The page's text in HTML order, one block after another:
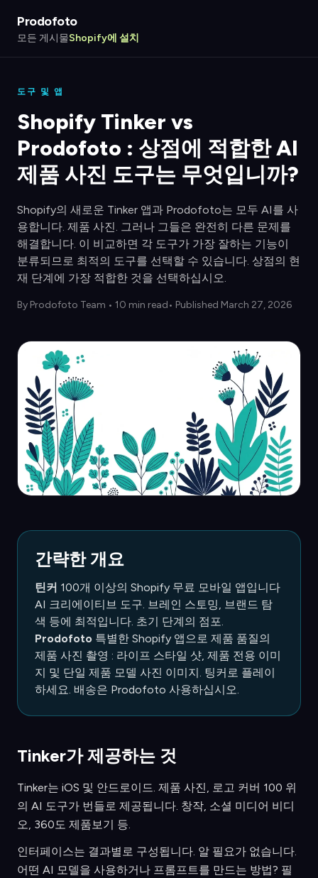
Prodofoto
모든 게시물Shopify에 설치
도구 및 앱
Shopify Tinker vs
Prodofoto : 상점에 적합한 AI
제품 사진 도구는 무엇입니까?
Shopify의 새로운 Tinker 앱과 Prodofoto는 모두 AI를 사
용합니다. 제품 사진. 그러나 그들은 완전히 다른 문제를
해결합니다. 이 비교하면 각 도구가 가장 잘하는 기능이
분류되므로 최적의 도구를 선택할 수 있습니다. 상점의 현
재 단계에 가장 적합한 것을 선택하십시오.
By Prodofoto Team • 10 min read• Published March 27, 2026
간략한 개요
틴커 100개 이상의 Shopify 무료 모바일 앱입니다
AI 크리에이티브 도구. 브레인 스토밍, 브랜드 탐
색 등에 최적입니다. 초기 단계의 점포.
Prodofoto 특별한 Shopify 앱으로 제품 품질의
제품 사진 촬영 : 라이프 스타일 샷, 제품 전용 이미
지 및 단일 제품 모델 사진 이미지. 팅커로 플레이
하세요. 배송은 Prodofoto 사용하십시오.
Tinker가 제공하는 것
Tinker는 iOS 및 안드로이드. 제품 사진, 로고 커버 100 위
의 AI 도구가 번들로 제공됩니다. 창작, 소셜 미디어 비디
오, 360도 제품보기 등.
인터페이스는 결과별로 구성됩니다. 알 필요가 없습니다.
어떤 AI 모델을 사용하거나 프롬프트를 만드는 방법? 필